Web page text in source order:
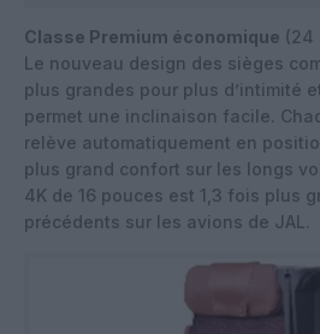
Classe Premium économique (24
Le nouveau design des sièges
plus grandes pour plus d’intimité
permet une inclinaison facile.
relève automatiquement en
plus grand confort sur les longs
4K de 16 pouces est 1,3 fois plus
précédents sur les avions de JAL.